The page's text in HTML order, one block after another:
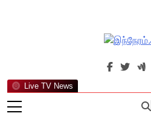
Live TV News